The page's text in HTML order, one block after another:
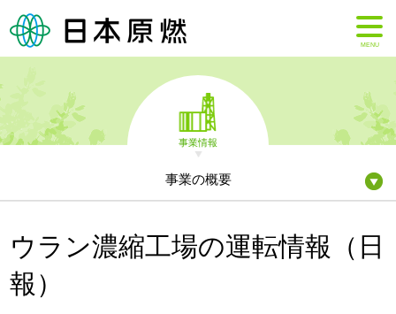
MENU
事業情報
事業の概要
ウラン濃縮工場の運転情報（日
報）